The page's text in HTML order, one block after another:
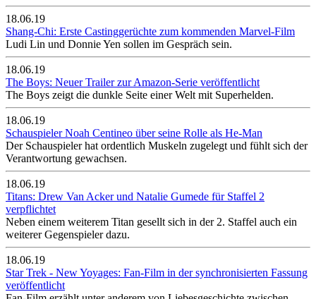
18.06.19
Shang-Chi: Erste Castinggerüchte zum kommenden Marvel-Film
Ludi Lin und Donnie Yen sollen im Gespräch sein.
18.06.19
The Boys: Neuer Trailer zur Amazon-Serie veröffentlicht
The Boys zeigt die dunkle Seite einer Welt mit Superhelden.
18.06.19
Schauspieler Noah Centineo über seine Rolle als He-Man
Der Schauspieler hat ordentlich Muskeln zugelegt und fühlt sich der
Verantwortung gewachsen.
18.06.19
Titans: Drew Van Acker und Natalie Gumede für Staffel 2
verpflichtet
Neben einem weiterem Titan gesellt sich in der 2. Staffel auch ein
weiterer Gegenspieler dazu.
18.06.19
Star Trek - New Yoyages: Fan-Film in der synchronisierten Fassung
veröffentlicht